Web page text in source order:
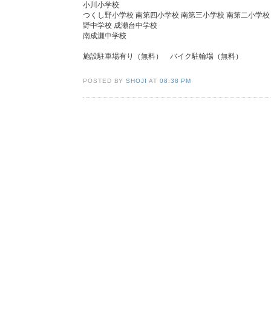
小川小学校
つくし野小学校 南第四小学校 南第三小学校 南第二小学
野中学校 成瀬台中学校
南成瀬中学校
施設駐車場有り（無料） バイク駐輪場（無料）
POSTED BYSHOJI AT 08:38 PM